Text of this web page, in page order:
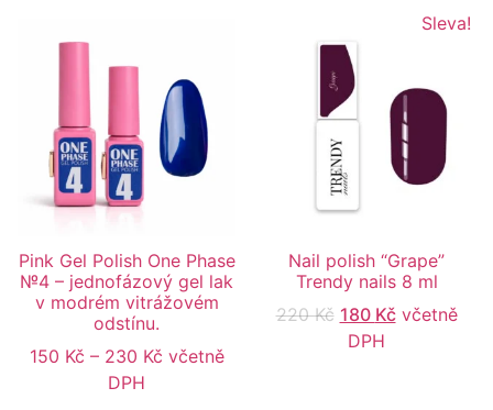
Pink Gel Polish One Phase
№4 – jednofázový gel lak
v modrém vitrážovém
odstínu.
150 Kč – 230 Kč včetně
DPH
Sleva!
Nail polish “Grape”
Trendy nails 8 ml
220Kč 180 Kč včetně
DPH